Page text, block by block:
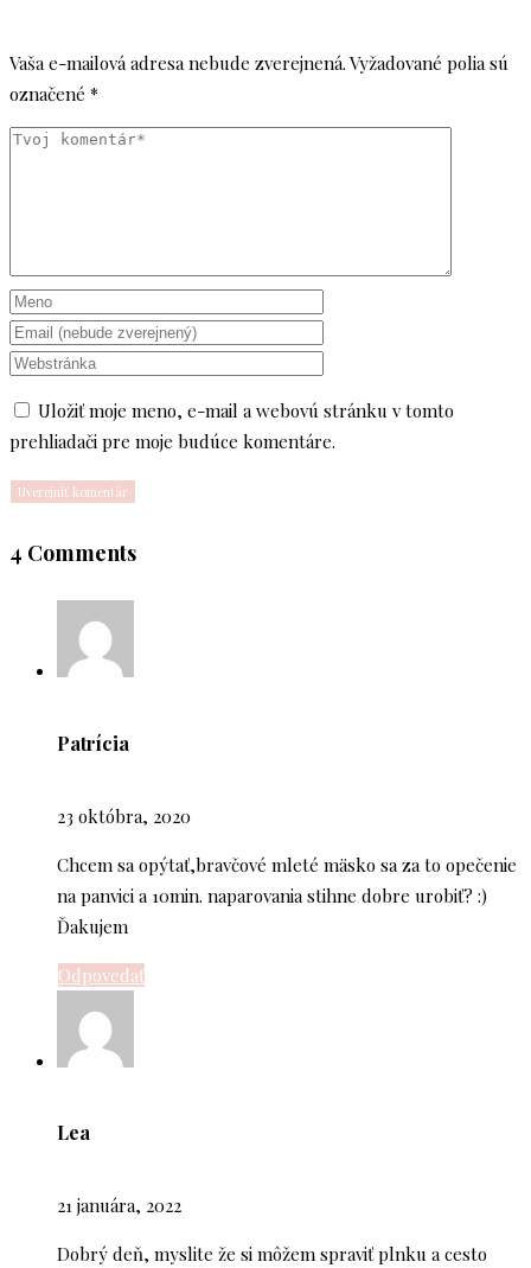
Vaša e-mailová adresa nebude zverejnená. Vyžadované polia sú
označené *
Uložiť moje meno, e-mail a webovú stránku v tomto
prehliadači pre moje budúce komentáre.
4 Comments
Patrícia
23 októbra, 2020
Chcem sa opýtať,bravčové mleté mäsko sa za to opečenie
na panvici a 10min. naparovania stihne dobre urobiť? :)
Ďakujem
Odpovedať
Lea
21 januára, 2022
Dobrý deň, myslite že si môžem spraviť plnku a cesto